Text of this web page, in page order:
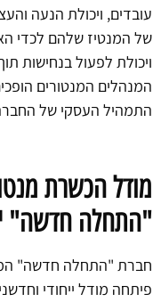
עובדים, ויכולת הנעה
של המנטיז שלהם לכדי
ויכולת לפעול בנחישות
המנהלים המנטורים
התמהיל העסקי של
מודל הכשרת
"התחלה חדשה"
חברת "התחלה חדשה"
פיתחה מודל ייחודי